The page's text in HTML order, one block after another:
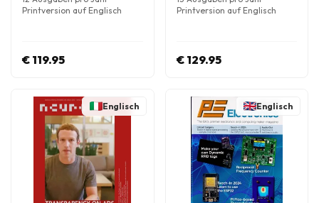
Printversion auf Englisch
€ 119.95
Printversion auf Englisch
€ 129.95
Englisch Englisch